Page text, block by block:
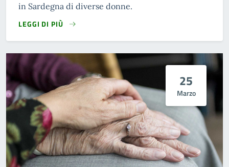
in Sardegna di diverse donne.
LEGGI DI PIÙ
25
Marzo